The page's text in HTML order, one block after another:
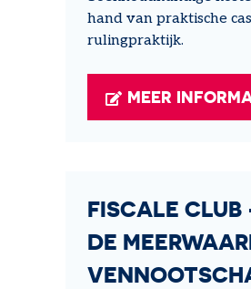
hand van praktische
rulingpraktijk.
MEER
FISCALE
DE